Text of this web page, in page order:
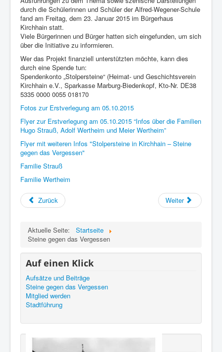
durch die Schülerinnen und Schüler der Alfred-Wegener-Schule
fand am Freitag, dem 23. Januar 2015 im Bürgerhaus
Kirchhain statt.
Viele Bürgerinnen und Bürger hatten sich eingefunden, um sich
über die Initiative zu informieren.
Wer das Projekt finanziell unterstützten möchte, kann dies
durch eine Spende tun:
Spendenkonto „Stolpersteine“ (Heimat- und Geschichtsverein
Kirchhain e.V., Sparkasse Marburg-Biedenkopf, Kto-Nr. DE38
5335 0000 0055 018170
Fotos zur Erstverlegung am 05.10.2015
Flyer zur Erstverlegung am 05.10.2015 “Infos über die Familien
Hugo Strauß, Adolf Wertheim und Meier Wertheim”
Flyer mit weiteren Infos "Stolpersteine in Kirchhain – Steine
gegen das Vergessen"
Familie Strauß
Familie Wertheim
Zurück Weiter
Aktuelle Seite:
Startseite
Steine gegen das Vergessen
Auf einen Klick
Aufsätze und Beiträge
Steine gegen das Vergessen
Mitglied werden
Stadtführung
Neu erschienen